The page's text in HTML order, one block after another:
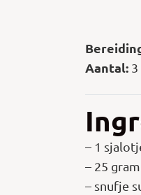
Aantal: 3
– 1
– 25
– snufje